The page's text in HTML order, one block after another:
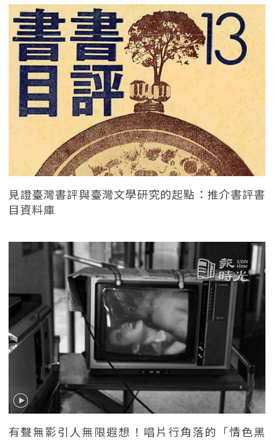
見證臺灣書評與臺灣文學研究的起點：推介書評書
目資料庫
有聲無影引人無限遐想！唱片行角落的「情色黑